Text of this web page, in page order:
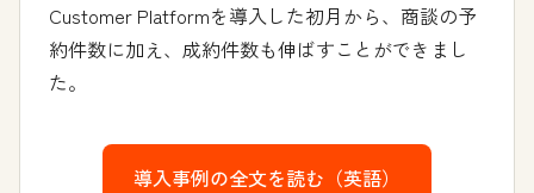
Customer Platformを導入した初月から、商談の予
約件数に加え、成約件数も伸ばすことができまし
た。
導入事例の全文を読む（英語）